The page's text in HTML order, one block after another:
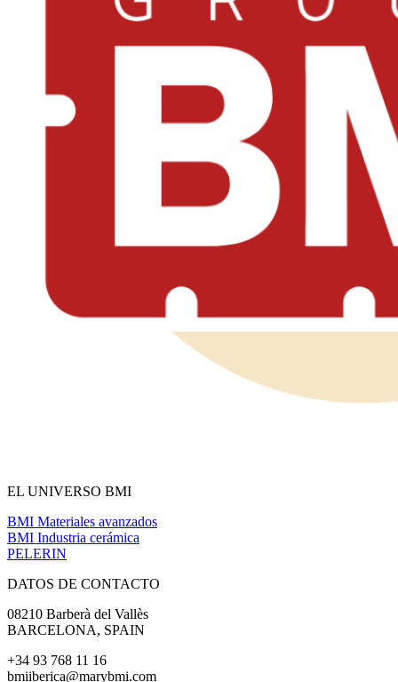
EL UNIVERSO BMI
BMI Materiales avanzados
BMI Industria cerámica
PELERIN
DATOS DE CONTACTO
08210 Barberà del Vallès
BARCELONA, SPAIN
+34 93 768 11 16
bmiiberica@marybmi.com